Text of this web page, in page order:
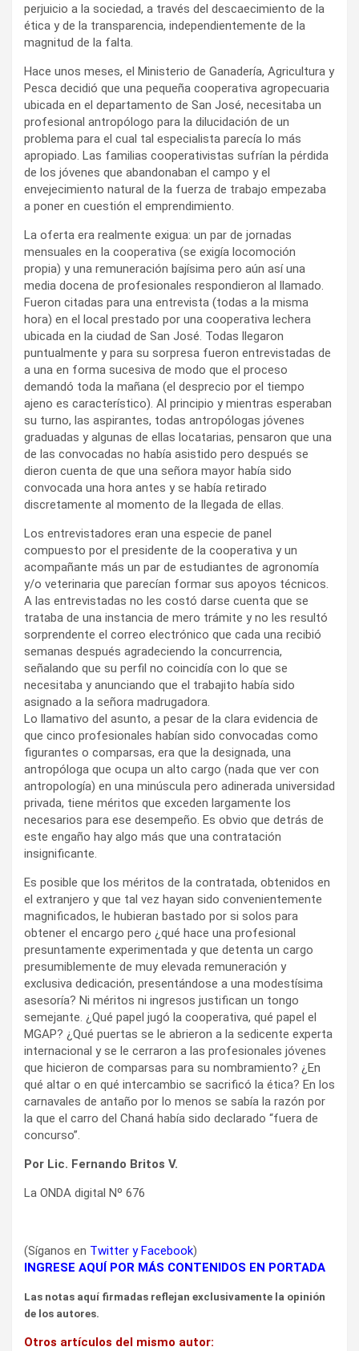
perjuicio a la sociedad, a través del descaecimiento de la
ética y de la transparencia, independientemente de la
magnitud de la falta.
Hace unos meses, el Ministerio de Ganadería, Agricultura y
Pesca decidió que una pequeña cooperativa agropecuaria
ubicada en el departamento de San José, necesitaba un
profesional antropólogo para la dilucidación de un
problema para el cual tal especialista parecía lo más
apropiado. Las familias cooperativistas sufrían la pérdida
de los jóvenes que abandonaban el campo y el
envejecimiento natural de la fuerza de trabajo empezaba
a poner en cuestión el emprendimiento.
La oferta era realmente exigua: un par de jornadas
mensuales en la cooperativa (se exigía locomoción
propia) y una remuneración bajísima pero aún así una
media docena de profesionales respondieron al llamado.
Fueron citadas para una entrevista (todas a la misma
hora) en el local prestado por una cooperativa lechera
ubicada en la ciudad de San José. Todas llegaron
puntualmente y para su sorpresa fueron entrevistadas de
a una en forma sucesiva de modo que el proceso
demandó toda la mañana (el desprecio por el tiempo
ajeno es característico). Al principio y mientras esperaban
su turno, las aspirantes, todas antropólogas jóvenes
graduadas y algunas de ellas locatarias, pensaron que una
de las convocadas no había asistido pero después se
dieron cuenta de que una señora mayor había sido
convocada una hora antes y se había retirado
discretamente al momento de la llegada de ellas.
Los entrevistadores eran una especie de panel
compuesto por el presidente de la cooperativa y un
acompañante más un par de estudiantes de agronomía
y/o veterinaria que parecían formar sus apoyos técnicos.
A las entrevistadas no les costó darse cuenta que se
trataba de una instancia de mero trámite y no les resultó
sorprendente el correo electrónico que cada una recibió
semanas después agradeciendo la concurrencia,
señalando que su perfil no coincidía con lo que se
necesitaba y anunciando que el trabajito había sido
asignado a la señora madrugadora.
Lo llamativo del asunto, a pesar de la clara evidencia de
que cinco profesionales habían sido convocadas como
figurantes o comparsas, era que la designada, una
antropóloga que ocupa un alto cargo (nada que ver con
antropología) en una minúscula pero adinerada universidad
privada, tiene méritos que exceden largamente los
necesarios para ese desempeño. Es obvio que detrás de
este engaño hay algo más que una contratación
insignificante.
Es posible que los méritos de la contratada, obtenidos en
el extranjero y que tal vez hayan sido convenientemente
magnificados, le hubieran bastado por si solos para
obtener el encargo pero ¿qué hace una profesional
presuntamente experimentada y que detenta un cargo
presumiblemente de muy elevada remuneración y
exclusiva dedicación, presentándose a una modestísima
asesoría? Ni méritos ni ingresos justifican un tongo
semejante. ¿Qué papel jugó la cooperativa, qué papel el
MGAP? ¿Qué puertas se le abrieron a la sedicente experta
internacional y se le cerraron a las profesionales jóvenes
que hicieron de comparsas para su nombramiento? ¿En
qué altar o en qué intercambio se sacrificó la ética? En los
carnavales de antaño por lo menos se sabía la razón por
la que el carro del Chaná había sido declarado “fuera de
concurso”.
Por Lic. Fernando Britos V.
La ONDA digital Nº 676
(Síganos en Twitter yFacebook)
INGRESE AQUÍ POR MÁS CONTENIDOS EN PORTADA
Las notas aquí firmadas reflejan exclusivamente la opinión
de los autores.
Otros artículos del mismo autor: